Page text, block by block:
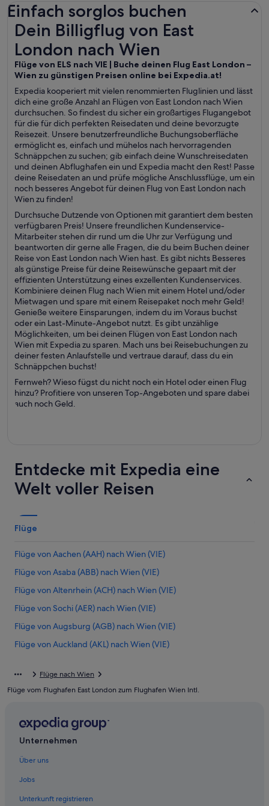
Einfach sorglos buchen
Dein Billigflug von East
London nach Wien
Flüge von ELS nach VIE | Buche deinen Flug East London –
Wien zu günstigen Preisen online bei Expedia.at!
Expedia kooperiert mit vielen renommierten Fluglinien und lässt
dich eine große Anzahl an Flügen von East London nach Wien
durchsuchen. So findest du sicher ein großartiges Flugangebot
für die für dich perfekten Reisedaten und deine bevorzugte
Reisezeit. Unsere benutzerfreundliche Buchungsoberfläche
ermöglicht es, einfach und mühelos nach hervorragenden
Schnäppchen zu suchen; gib einfach deine Wunschreisedaten
und deinen Abflughafen ein und Expedia macht den Rest! Passe
deine Reisedaten an und prüfe mögliche Anschlussflüge, um ein
noch besseres Angebot für deinen Flug von East London nach
Wien zu finden!
Durchsuche Dutzende von Optionen mit garantiert dem besten
verfügbaren Preis! Unsere freundlichen Kundenservice-
Mitarbeiter stehen dir rund um die Uhr zur Verfügung und
beantworten dir gerne alle Fragen, die du beim Buchen deiner
Reise von East London nach Wien hast. Es gibt nichts Besseres
als günstige Preise für deine Reisewünsche gepaart mit der
effizienten Unterstützung eines exzellenten Kundenservices.
Kombiniere deinen Flug nach Wien mit einem Hotel und/oder
Mietwagen und spare mit einem Reisepaket noch mehr Geld!
Genieße weitere Einsparungen, indem du im Voraus buchst
oder ein Last-Minute-Angebot nutzt. Es gibt unzählige
Möglichkeiten, um bei deinen Flügen von East London nach
Wien mit Expedia zu sparen. Mach uns bei Reisebuchungen zu
deiner festen Anlaufstelle und vertraue darauf, dass du ein
Schnäppchen buchst!
Fernweh? Wieso fügst du nicht noch ein Hotel oder einen Flug
hinzu? Profitiere von unseren Top-Angeboten und spare dabei
auch noch Geld.
Dein Billigflug von East London nach Wien
Entdecke mit Expedia eine
Welt voller Reisen
Flüge
Flüge von Aachen (AAH) nach Wien (VIE)
Flüge von Asaba (ABB) nach Wien (VIE)
Flüge von Altenrhein (ACH) nach Wien (VIE)
Flüge von Sochi (AER) nach Wien (VIE)
Flüge von Augsburg (AGB) nach Wien (VIE)
Flüge von Auckland (AKL) nach Wien (VIE)
Flüge von Amman (AMM) nach Wien (VIE)
Flüge von Eskişehir (AOE) nach Wien (VIE)
Flüge nach Wien
Flüge vom Flughafen East London zum Flughafen Wien Intl.
Unternehmen
Über uns
Jobs
Unterkunft registrieren